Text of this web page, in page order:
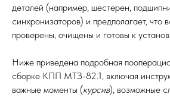
деталей (например, шестерен,
синхронизаторов) и предполагает, что
проверены, очищены и готовы к
Ниже приведена подробная
сборке КПП МТЗ-82.1, включая
важные моменты (курсив), возможные